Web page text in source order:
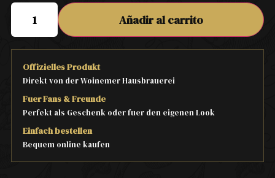
Añadir al carrito
Offizielles Produkt
Direkt von der Woinemer Hausbrauerei
Fuer Fans & Freunde
Perfekt als Geschenk oder fuer den eigenen Look
Einfach bestellen
Bequem online kaufen